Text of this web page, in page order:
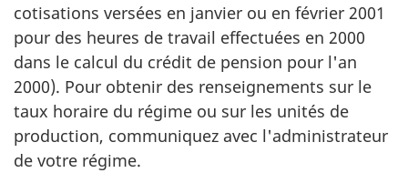
cotisations versées en janvier ou en février 2001
pour des heures de travail effectuées en 2000
dans le calcul du crédit de pension pour l'an
2000). Pour obtenir des renseignements sur le
taux horaire du régime ou sur les unités de
production, communiquez avec l'administrateur
de votre régime.